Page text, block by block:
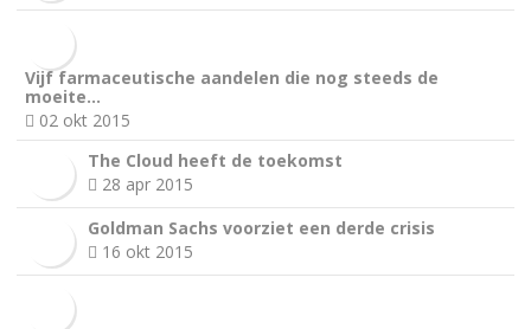
Vijf farmaceutische aandelen die nog steeds de
moeite…
02 okt 2015
The Cloud heeft de toekomst
28 apr 2015
Goldman Sachs voorziet een derde crisis
16 okt 2015